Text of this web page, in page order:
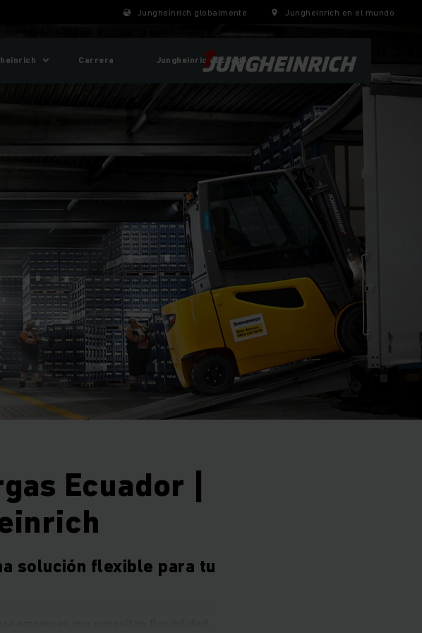
Jungheinrich globalmente Jungheinrich en el mundo
Carrera Jungheinrich Ecuador
Ecuador |
solución flexible para tu